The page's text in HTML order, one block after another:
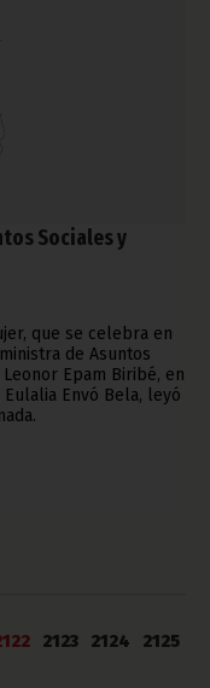
Sociales y
que se celebra en
de Asuntos
Epam Biribé, en
Envó Bela, leyó
2123 2124
2125